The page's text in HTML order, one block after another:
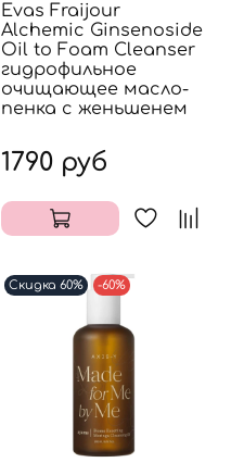
Evas Fraijour
Alchemic Ginsenoside
Oil to Foam Cleanser
гидрофильное
очищающее масло-
пенка с женьшенем
1790 руб
Скидка 60% -60%